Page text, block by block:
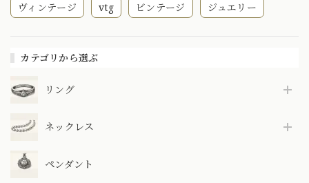
ヴィンテージ vtg ビンテージ ジュエリー
カテゴリから選ぶ
リング
ネックレス
ペンダント